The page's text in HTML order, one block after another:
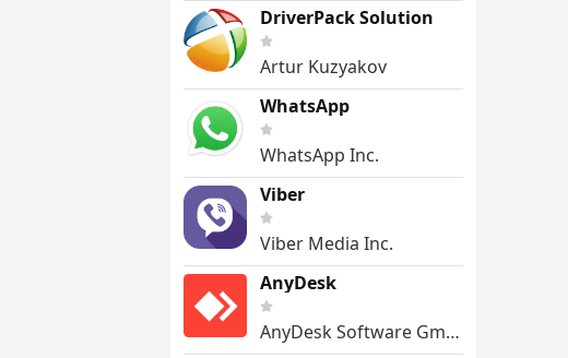
DriverPack Solution
Artur Kuzyakov
WhatsApp
WhatsApp Inc.
Viber
Viber Media Inc.
AnyDesk
AnyDesk Software GmbH